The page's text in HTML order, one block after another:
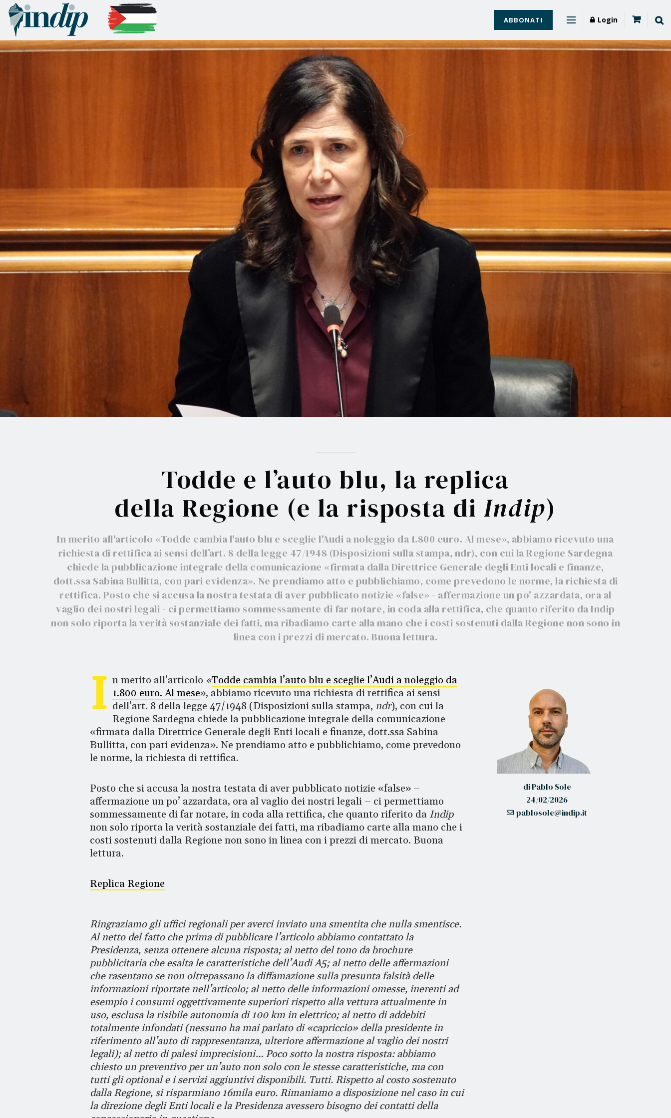
ABBONATI Login
Todde e l’auto blu, la replica
della Regione (e la risposta di Indip)
In merito all'articolo «Todde cambia l'auto blu e sceglie l'Audi a noleggio da 1.800 euro. Al mese», abbiamo ricevuto una
richiesta di rettifica ai sensi dell’art. 8 della legge 47/1948 (Disposizioni sulla stampa, ndr), con cui la Regione Sardegna
chiede la pubblicazione integrale della comunicazione «firmata dalla Direttrice Generale degli Enti locali e finanze,
dott.ssa Sabina Bullitta, con pari evidenza». Ne prendiamo atto e pubblichiamo, come prevedono le norme, la richiesta di
rettifica. Posto che si accusa la nostra testata di aver pubblicato notizie «false» - affermazione un po' azzardata, ora al
vaglio dei nostri legali - ci permettiamo sommessamente di far notare, in coda alla rettifica, che quanto riferito da Indip
non solo riporta la verità sostanziale dei fatti, ma ribadiamo carte alla mano che i costi sostenuti dalla Regione non sono in
linea con i prezzi di mercato. Buona lettura.
I n merito all’articolo «Todde cambia l’auto blu e sceglie l’Audi a noleggio da
1.800 euro. Al mese», abbiamo ricevuto una richiesta di rettifica ai sensi
dell’art. 8 della legge 47/1948 (Disposizioni sulla stampa, ndr), con cui la
Regione Sardegna chiede la pubblicazione integrale della comunicazione
«firmata dalla Direttrice Generale degli Enti locali e finanze, dott.ssa Sabina
Bullitta, con pari evidenza». Ne prendiamo atto e pubblichiamo, come prevedono
le norme, la richiesta di rettifica.
Posto che si accusa la nostra testata di aver pubblicato notizie «false» –
affermazione un po’ azzardata, ora al vaglio dei nostri legali – ci permettiamo
sommessamente di far notare, in coda alla rettifica, che quanto riferito da Indip
non solo riporta la verità sostanziale dei fatti, ma ribadiamo carte alla mano che i
costi sostenuti dalla Regione non sono in linea con i prezzi di mercato. Buona
lettura.
Replica Regione
diPablo Sole
24/02/2026
pablosole@indip.it
Ringraziamo gli uffici regionali per averci inviato una smentita che nulla smentisce.
Al netto del fatto che prima di pubblicare l’articolo abbiamo contattato la
Presidenza, senza ottenere alcuna risposta; al netto del tono da brochure
pubblicitaria che esalta le caratteristiche dell’Audi A5; al netto delle affermazioni
che rasentano se non oltrepassano la diffamazione sulla presunta falsità delle
informazioni riportate nell’articolo; al netto delle informazioni omesse, inerenti ad
esempio i consumi oggettivamente superiori rispetto alla vettura attualmente in
uso, esclusa la risibile autonomia di 100 km in elettrico; al netto di addebiti
totalmente infondati (nessuno ha mai parlato di «capriccio» della presidente in
riferimento all’auto di rappresentanza, ulteriore affermazione al vaglio dei nostri
legali); al netto di palesi imprecisioni… Poco sotto la nostra risposta: abbiamo
chiesto un preventivo per un’auto non solo con le stesse caratteristiche, ma con
tutti gli optional e i servizi aggiuntivi disponibili. Tutti. Rispetto al costo sostenuto
dalla Regione, si risparmiano 16mila euro. Rimaniamo a disposizione nel caso in cui
la direzione degli Enti locali e la Presidenza avessero bisogno dei contatti della